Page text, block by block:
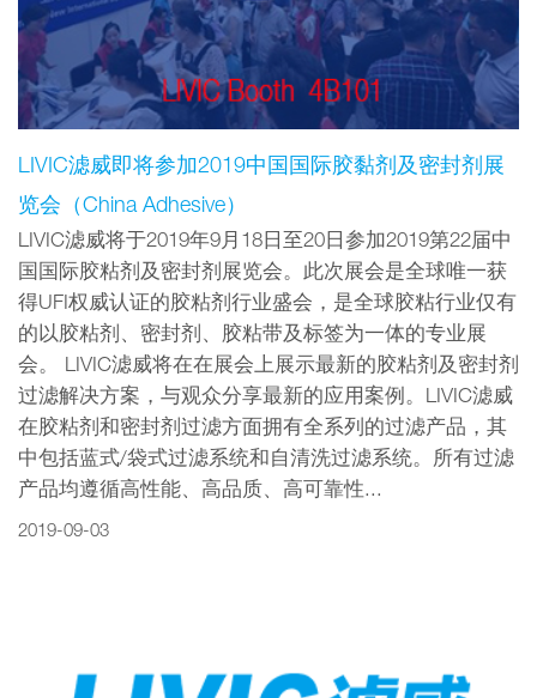
LIVIC滤威即将参加2019中国国际胶黏剂及密封剂展
览会（China Adhesive）
LIVIC滤威将于2019年9月18日至20日参加2019第22届中
国国际胶粘剂及密封剂展览会。此次展会是全球唯一获
得UFI权威认证的胶粘剂行业盛会，是全球胶粘行业仅有
的以胶粘剂、密封剂、胶粘带及标签为一体的专业展
会。 LIVIC滤威将在在展会上展示最新的胶粘剂及密封剂
过滤解决方案，与观众分享最新的应用案例。LIVIC滤威
在胶粘剂和密封剂过滤方面拥有全系列的过滤产品，其
中包括蓝式/袋式过滤系统和自清洗过滤系统。所有过滤
产品均遵循高性能、高品质、高可靠性...
2019-09-03